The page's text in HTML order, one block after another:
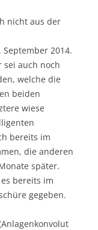
nicht aus der
2014.
sei auch noch
welche die
beiden
wiese
bereits im
die anderen
später.
bereits im
gegeben.